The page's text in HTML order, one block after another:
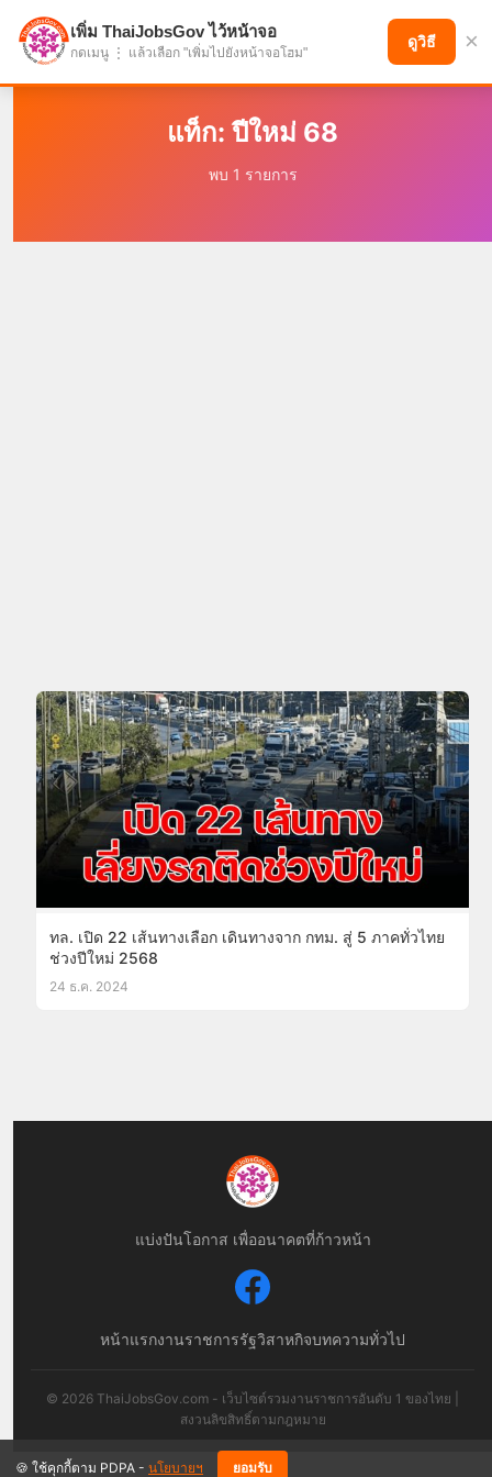
แบ่งปันโอกาส เพื่ออนาคตที่ก้าวหน้า
แท็ก: ปีใหม่ 68
พบ 1 รายการ
ทล. เปิด 22 เส้นทางเลือก เดินทางจาก กทม. สู่ 5 ภาคทั่วไทย
ช่วงปีใหม่ 2568
24 ธ.ค. 2024
แบ่งปันโอกาส เพื่ออนาคตที่ก้าวหน้า
หน้าแรกงานราชการรัฐวิสาหกิจบทความทั่วไป
© 2026 ThaiJobsGov.com - เว็บไซต์รวมงานราชการอันดับ 1 ของไทย |
สงวนลิขสิทธิ์ตามกฎหมาย
🍪 ใช้คุกกี้ตาม PDPA - นโยบายฯ ยอมรับ
เพิ่ม ThaiJobsGov ไว้หน้าจอ
กดเมนู ⋮ แล้วเลือก "เพิ่มไปยังหน้าจอโฮม"
ดูวิธี ×